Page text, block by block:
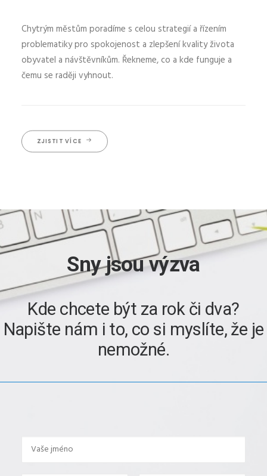
Chytrým městům poradíme s celou strategií a řízením
problematiky pro spokojenost a zlepšení kvality života
obyvatel a návštěvníkům. Řekneme, co a kde funguje a
čemu se raději vyhnout.
ZJISTIT VÍCE
Sny jsou výzva
Kde chcete být za rok či dva?
Napište nám i to, co si myslíte, že je
nemožné.